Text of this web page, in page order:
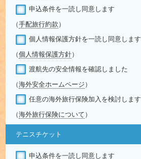
申込条件を一読し同意します
（手配旅行約款 ）
個人情報保護方針を一読し同意します
（個人情報保護方針）
渡航先の安全情報を確認しました
（海外安全ホームページ ）
任意の海外旅行保険加入を検討します
（海外旅行保険について ）
テニスチケット
申込条件を一読し同意します